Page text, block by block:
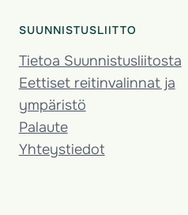
SUUNNISTUSLIITTO
Tietoa Suunnistusliitosta
Eettiset reitinvalinnat ja
ympäristö
Palaute
Yhteystiedot